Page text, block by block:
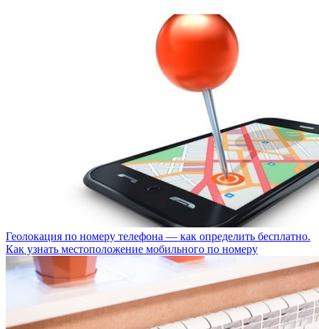
Геолокация по номеру телефона — как определить бесплатно.
Как узнать местоположение мобильного по номеру